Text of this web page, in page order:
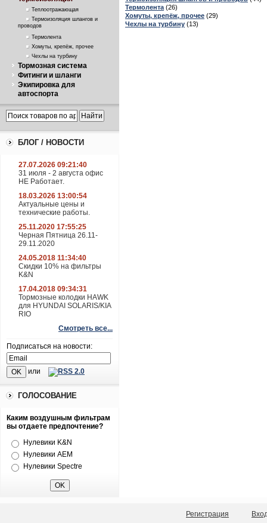
Теплоотражающая
Термоизоляция шлангов и
проводов
Термолента
Хомуты, крепёж, прочее
Чехлы на турбину
Тормозная система
Фитинги и шланги
Экипировка для
автоспорта
БЛОГ / НОВОСТИ
27.07.2026 09:21:40
31 июля - 2 августа офис
НЕ Работает.
18.03.2026 13:00:54
Актуальные цены и
технические работы.
25.11.2020 17:55:25
Черная Пятница 26.11-
29.11.2020
24.05.2018 11:34:40
Скидки 10% на фильтры
K&N
17.04.2018 09:34:31
Тормозные колодки HAWK
для HYUNDAI SOLARIS/KIA
RIO
Смотреть все...
Подписаться на новости:
или
ГОЛОСОВАНИЕ
Каким воздушным фильтрам
вы отдаете предпочтение?
Нулевики K&N
Нулевики AEM
Нулевики Spectre
Термолента (26)
Хомуты, крепёж, прочее (29)
Чехлы на турбину (13)
Регистрация